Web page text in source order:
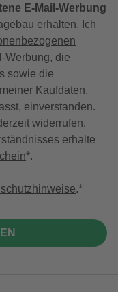
E-Mail-Werbung
erhalten. Ich
Werbung, die
sowie die
Kaufdaten,
einverstanden.
widerrufen.
erhalte
*.
.